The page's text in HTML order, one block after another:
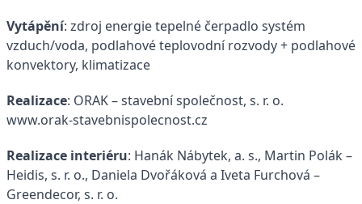
Vytápění: zdroj energie tepelné čerpadlo systém
vzduch/voda, podlahové teplovodní rozvody + podlahové
konvektory, klimatizace
Realizace: ORAK – stavební společnost, s. r. o.
www.orak-stavebnispolecnost.cz
Realizace interiéru: Hanák Nábytek, a. s., Martin Polák –
Heidis, s. r. o., Daniela Dvořáková a Iveta Furchová –
Greendecor, s. r. o.